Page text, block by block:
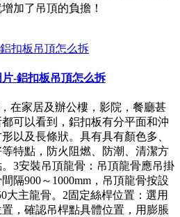
加了吊頂的負擔！
-鋁扣板吊頂怎么拆
在家居及辦公樓，影院，餐廳甚
可以看到，鋁扣板有分平面和沖
以及長條狀。具有具有顏色多、
特點，防火阻燃、防潮、清潔方
3安裝吊頂龍骨：吊頂龍骨應吊掛
隔900～1000mm，吊頂龍骨按設
大主龍骨。2固定絲桿位置：選用
，確認吊桿點具體位置，用膨脹